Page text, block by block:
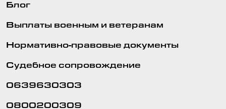
Блог
Выплаты военным и ветеранам
Нормативно-правовые документы
Судебное сопровождение
0639630303
0800200309